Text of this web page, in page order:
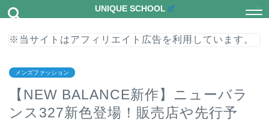
UNIQUE SCHOOL
※当サイトはアフィリエイト広告を利用しています。
メンズファッション
【NEW BALANCE新作】ニューバラ
ンス327新色登場！販売店や先行予